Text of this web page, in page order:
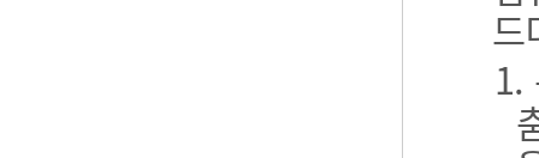
드
1.